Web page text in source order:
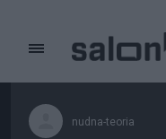
nudna-teoria